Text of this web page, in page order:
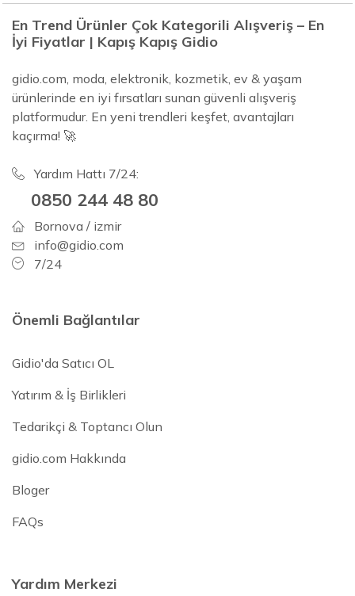
En Trend Ürünler Çok Kategorili Alışveriş – En
İyi Fiyatlar | Kapış Kapış Gidio
gidio.com, moda, elektronik, kozmetik, ev & yaşam
ürünlerinde en iyi fırsatları sunan güvenli alışveriş
platformudur. En yeni trendleri keşfet, avantajları
kaçırma! 🚀
Yardım Hattı 7/24:
0850 244 48 80
Bornova / izmir
info@gidio.com
7/24
Önemli Bağlantılar
Gidio'da Satıcı OL
Yatırım & İş Birlikleri
Tedarikçi & Toptancı Olun
gidio.com Hakkında
Bloger
FAQs
Yardım Merkezi